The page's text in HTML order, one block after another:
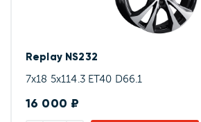
Replay NS232
7x18 5x114.3 ET40 D66.1
16 000 ₽